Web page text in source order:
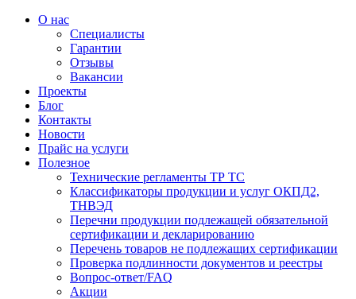
О нас
Специалисты
Гарантии
Отзывы
Вакансии
Проекты
Блог
Контакты
Новости
Прайс на услуги
Полезное
Технические регламенты ТР ТС
Классификаторы продукции и услуг ОКПД2,
ТНВЭД
Перечни продукции подлежащей обязательной
сертификации и декларированию
Перечень товаров не подлежащих сертификации
Проверка подлинности документов и реестры
Вопрос-ответ/FAQ
Акции